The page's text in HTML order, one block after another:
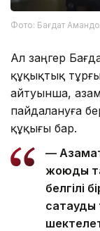
Фото: Бағдат
Ал заңгер
құқықтық
айтуынша,
пайдалануға
құқығы бар.
— Азамат
жоюды
белгілі
сақтауды